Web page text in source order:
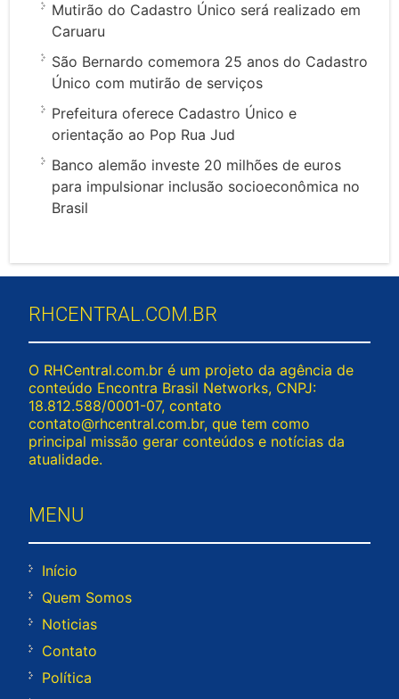
Mutirão do Cadastro Único será realizado em
Caruaru
São Bernardo comemora 25 anos do Cadastro
Único com mutirão de serviços
Prefeitura oferece Cadastro Único e
orientação ao Pop Rua Jud
Banco alemão investe 20 milhões de euros
para impulsionar inclusão socioeconômica no
Brasil
RHCENTRAL.COM.BR
O RHCentral.com.br é um projeto da agência de
conteúdo Encontra Brasil Networks, CNPJ:
18.812.588/0001-07, contato
contato@rhcentral.com.br, que tem como
principal missão gerar conteúdos e notícias da
atualidade.
MENU
Início
Quem Somos
Noticias
Contato
Política